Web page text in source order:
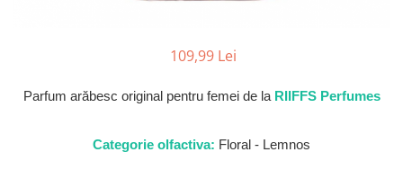
Riiffs
109,99 Lei
Parfum arăbesc original pentru femei de la RIIFFS Perfumes
Categorie olfactiva: Floral - Lemnos